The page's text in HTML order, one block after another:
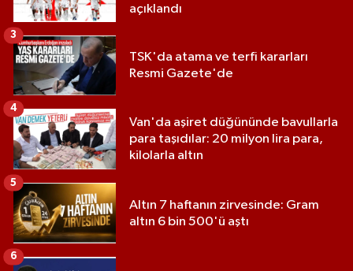
açıklandı
TSK'da atama ve terfi kararları
Resmi Gazete'de
3
Van'da aşiret düğününde bavullarla
para taşıdılar: 20 milyon lira para,
kilolarla altın
4
Altın 7 haftanın zirvesinde: Gram
altın 6 bin 500'ü aştı
5
6